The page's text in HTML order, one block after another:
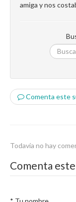
amiga y nos
Comenta este
Todavía no hay
Comenta